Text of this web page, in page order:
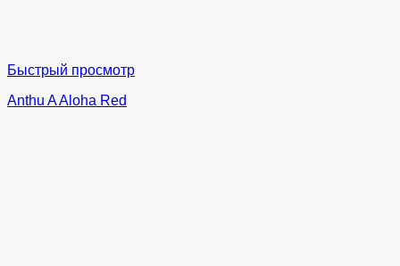
Быстрый просмотр
Anthu A Aloha Red